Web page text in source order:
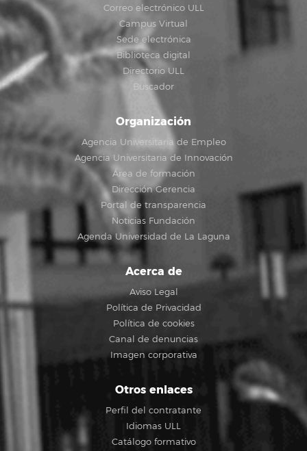
Correo electrónico ULL
Campus Virtual
Sede electrónica
Biblioteca digital
Directorio ULL
Buscador
Organización
Agencia Universitaria de Empleo
Agencia Universitaria de Innovación
Área de formación
Dirección Gerencia
Portal de transparencia
Noticias Fundación
Agenda Universidad de La Laguna
Acerca de
Aviso Legal
Política de Privacidad
Política de cookies
Canal de denuncias
Imagen corporativa
Otros enlaces
Perfil del contratante
Idiomas ULL
Catálogo formativo